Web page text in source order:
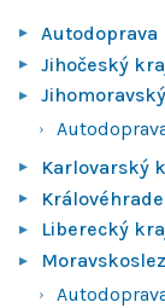
Autodoprava
Jihočeský
Karlovarský
Liberecký